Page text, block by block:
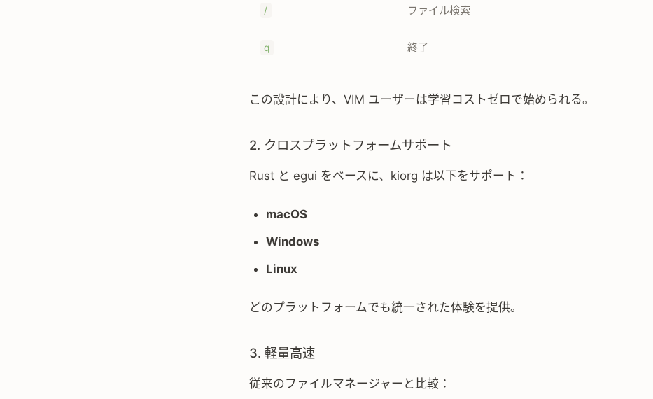
/ ファイル検索
q 終了
この設計により、VIM ユーザーは学習コストゼロで始められる。
2. クロスプラットフォームサポート
Rust と egui をベースに、kiorg は以下をサポート：
macOS
Windows
Linux
どのプラットフォームでも統一された体験を提供。
3. 軽量高速
従来のファイルマネージャーと比較：